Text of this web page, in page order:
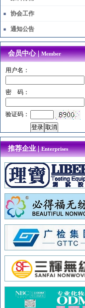
协会工作
通知公告
会员中心 |Member
用户名：
密 码：
验证码：
推荐企业 |Enterprises